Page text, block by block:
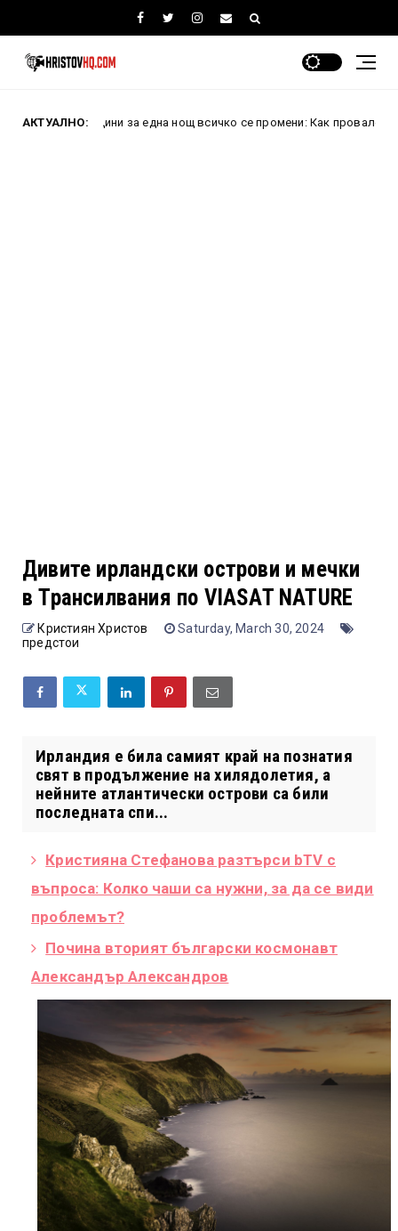
АКТУАЛНО:
за една нощ всичко се промени: Как проваленият преврат
Дивите ирландски острови и мечки
в Трансилвания по VIASAT NATURE
Кристиян Христов
Saturday, March 30, 2024
предстои
Ирландия е била самият край на познатия
свят в продължение на хилядолетия, а
нейните атлантически острови са били
последната спи...
Кристияна Стефанова разтърси bTV с
въпроса: Колко чаши са нужни, за да се види
проблемът?
Почина вторият български космонавт
Александър Александров